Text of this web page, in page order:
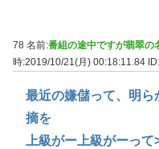
78 名前:番組の途中ですが翡翠の
時:2019/10/21(月) 00:18:11.84
最近の嫌儲って、明
摘を
上級がー上級がーって